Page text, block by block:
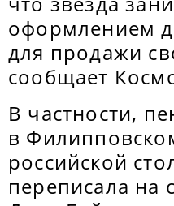
оформлением
для продажи
сообщает
В частности,
в
российской
переписала на